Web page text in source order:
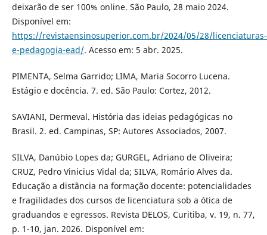
deixarão de ser 100% online. São Paulo, 28 maio 2024.
Disponível em:
https://revistaensinosuperior.com.br/2024/05/28/licenciaturas-
e-pedagogia-ead/. Acesso em: 5 abr. 2025.
PIMENTA, Selma Garrido; LIMA, Maria Socorro Lucena.
Estágio e docência. 7. ed. São Paulo: Cortez, 2012.
SAVIANI, Dermeval. História das ideias pedagógicas no
Brasil. 2. ed. Campinas, SP: Autores Associados, 2007.
SILVA, Danúbio Lopes da; GURGEL, Adriano de Oliveira;
CRUZ, Pedro Vinicius Vidal da; SILVA, Romário Alves da.
Educação a distância na formação docente: potencialidades
e fragilidades dos cursos de licenciatura sob a ótica de
graduandos e egressos. Revista DELOS, Curitiba, v. 19, n. 77,
p. 1-10, jan. 2026. Disponível em: